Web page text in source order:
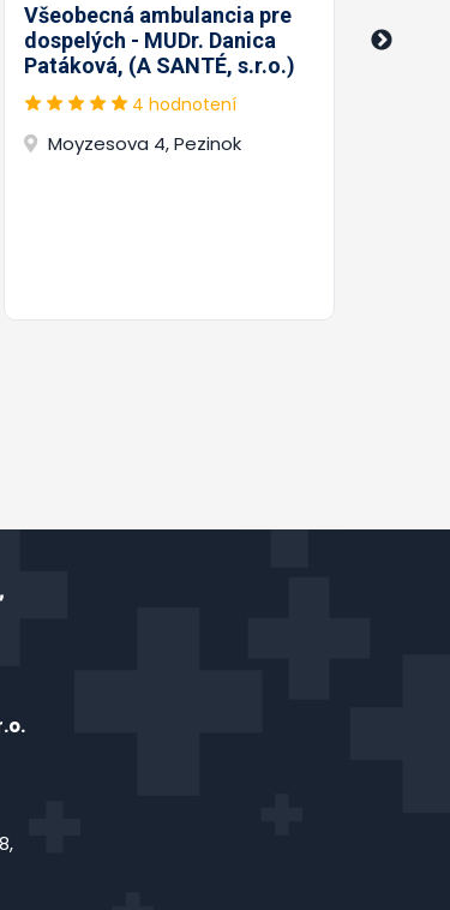
Všeobecná ambulancia pre
dospelých - MUDr. Danica
Patáková, (A SANTÉ, s.r.o.)
4 hodnotení
Moyzesova 4, Pezinok
-